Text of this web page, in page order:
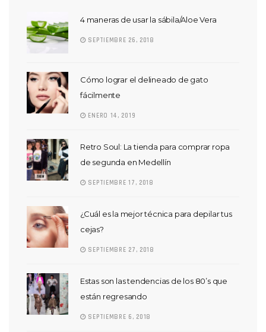
4 maneras de usar la sábila/Aloe Vera
SEPTIEMBRE 26, 2018
Cómo lograr el delineado de gato
fácilmente
ENERO 14, 2019
Retro Soul: La tienda para comprar ropa
de segunda en Medellín
SEPTIEMBRE 17, 2018
¿Cuál es la mejor técnica para depilar tus
cejas?
SEPTIEMBRE 27, 2018
Estas son las tendencias de los 80’s que
están regresando
SEPTIEMBRE 6, 2018